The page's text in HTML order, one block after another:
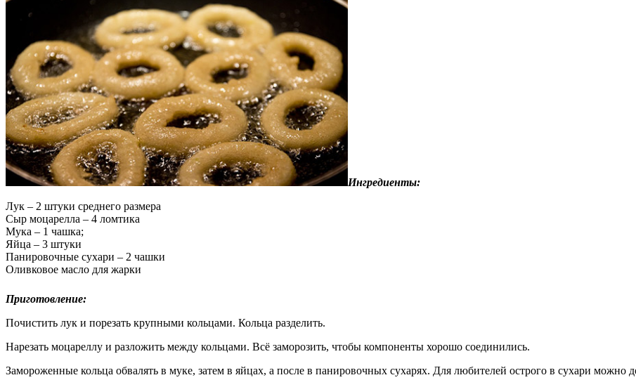
Ингредиенты:
Лук – 2 штуки среднего размера
Сыр моцарелла – 4 ломтика
Мука – 1 чашка;
Яйца – 3 штуки
Панировочные сухари – 2 чашки
Оливковое масло для жарки
Приготовление:
Почистить лук и порезать крупными кольцами. Кольца разделить.
Нарезать моцареллу и разложить между кольцами. Всё заморозить, чтобы компоненты хорошо соединились.
Замороженные кольца обвалять в муке, затем в яйцах, а после в панировочных сухарях. Для любителей острого в сухари можно